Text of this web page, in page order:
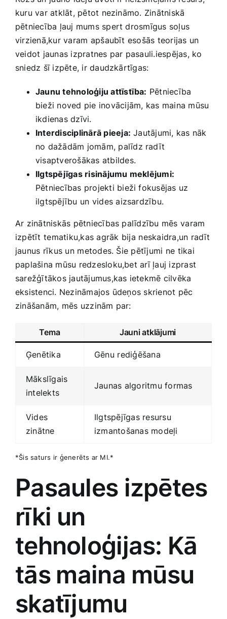
kuru ​var atklāt, pētot ‌nezināmo. Zinātniskā
pētniecība ļauj mums‌ spert drosmīgus soļus
virzienā,kur varam ⁣apšaubīt esošās teorijas ⁣un
‌veidot jaunas ‌izpratnes par pasauli.iespējas, ko
sniedz šī​ izpēte, ir daudzkārtīgas:
Jaunu tehnoloģiju attīstība: Pētniecība​
bieži ‌noved ‍pie inovācijām, ⁤kas maina mūsu
ikdienas dzīvi.
Interdisciplinārā pieeja: Jautājumi, kas nāk
no dažādām jomām, palīdz‍ radīt
visaptverošākas atbildes.
Ilgtspējīgas risinājumu meklējumi:
Pētniecības projekti bieži fokusējas uz
ilgtspējību⁣ un vides​ aizsardzību.
Ar zinātniskās pētniecības palīdzību mēs⁢ varam
izpētīt⁣ tematiku,kas agrāk⁣ bija⁣ neskaidra,un radīt⁤
jaunus ⁢rīkus‌ un ⁢metodes. Šie pētījumi ⁣ne ​tikai⁤
paplašina mūsu redzesloku,bet arī ļauj izprast
sarežģītākos jautājumus,kas ​ietekmē cilvēka
eksistenci. Nezināmajos ūdeņos skrienot pēc ​
zināšanām,⁤ mēs uzzinām par:
Tema Jauni atklājumi
Ģenētika Gēnu⁤ rediģēšana
Mākslīgais
intelekts
Jaunas‌ algoritmu formas
Vides
zinātne
Ilgtspējīgas resursu‌
izmantošanas modeļi
*Šis saturs ir ģenerēts ar MI.*
Pasaules izpētes
rīki ⁢un
tehnoloģijas: Kā
tās ⁤maina mūsu⁣
skatījumu